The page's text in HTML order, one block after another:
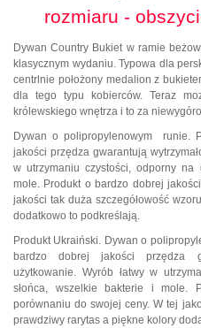
rozmiaru -
Dywan Country Bukiet w ramie
klasycznym wydaniu. Typowa dla
centrlnie położony medalion z
dla tego typu kobierców. Teraz
królewskiego wnętrza i to za
Dywan o polipropylenowym runie.
jakości przędza gwarantują
w utrzymaniu czystości, odporny na
mole. Produkt o bardzo dobrej
jakości tak duża szczegółowość
dodatkowo to podkreślają.
Produkt Ukraiński. Dywan o
bardzo dobrej jakości przędza
użytkowanie. Wyrób łatwy w
słońca, wszelkie bakterie i mole.
porównaniu do swojej ceny. W tej
prawdziwy rarytas a piękne kolory